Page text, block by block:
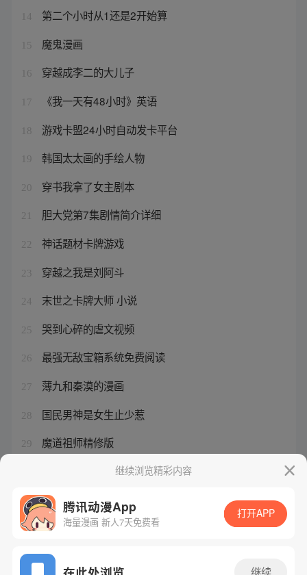
14 第二个小时从1还是2开始算
15 魔鬼漫画
16 穿越成李二的大儿子
17 《我一天有48小时》英语
18 游戏卡盟24小时自动发卡平台
19 韩国太太画的手绘人物
20 穿书我拿了女主剧本
21 胆大党第7集剧情简介详细
22 神话题材卡牌游戏
23 穿越之我是刘阿斗
24 末世之卡牌大师 小说
25 哭到心碎的虐文视频
26 最强无敌宝箱系统免费阅读
27 薄九和秦漠的漫画
28 国民男神是女生止少惹
29 魔道祖师精修版
极品全能高手免费下载花都大少
继续浏览精彩内容
腾讯动漫App
海量漫画 新人7天免费看
打开APP
继续
网站备案/许可证号：粤B2-20090059-5